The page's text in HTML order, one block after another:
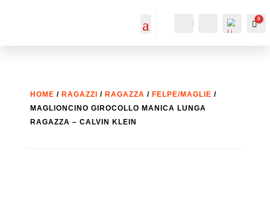
IL MIO
ACCOUNT
ACCOUNT
Cerca...
0
HOME / RAGAZZI / RAGAZZA / FELPE/MAGLIE /
MAGLIONCINO GIROCOLLO MANICA LUNGA
RAGAZZA – CALVIN KLEIN